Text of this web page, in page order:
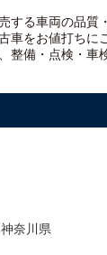
する車両の品質
車をお値打ちに
備・点検・
神奈川県